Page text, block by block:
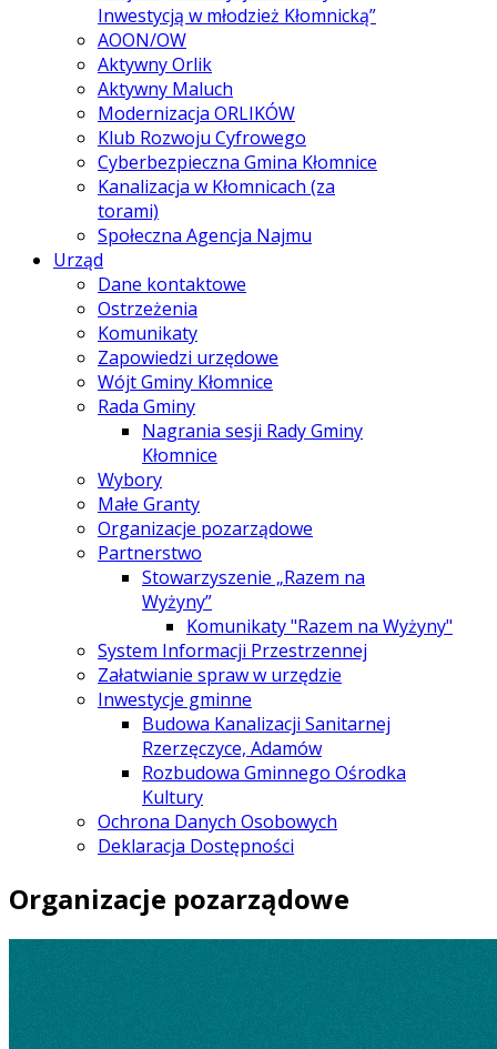
Inwestycją w młodzież Kłomnicką”
AOON/OW
Aktywny Orlik
Aktywny Maluch
Modernizacja ORLIKÓW
Klub Rozwoju Cyfrowego
Cyberbezpieczna Gmina Kłomnice
Kanalizacja w Kłomnicach (za
torami)
Społeczna Agencja Najmu
Urząd
Dane kontaktowe
Ostrzeżenia
Komunikaty
Zapowiedzi urzędowe
Wójt Gminy Kłomnice
Rada Gminy
Nagrania sesji Rady Gminy
Kłomnice
Wybory
Małe Granty
Organizacje pozarządowe
Partnerstwo
Stowarzyszenie „Razem na
Wyżyny”
Komunikaty "Razem na Wyżyny"
System Informacji Przestrzennej
Załatwianie spraw w urzędzie
Inwestycje gminne
Budowa Kanalizacji Sanitarnej
Rzerzęczyce, Adamów
Rozbudowa Gminnego Ośrodka
Kultury
Ochrona Danych Osobowych
Deklaracja Dostępności
Organizacje pozarządowe